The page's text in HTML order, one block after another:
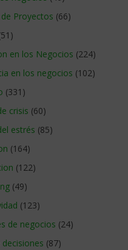
Proyectos (66)
en los Negocios (224)
en los negocios (102)
(331)
crisis (60)
estrés (85)
(164)
(122)
(49)
(123)
de negocios (24)
(87)